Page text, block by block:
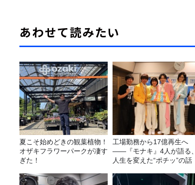
あわせて読みたい
夏こそ始めどきの観葉植物！
オザキフラワーパークが凄す
ぎた！
工場勤務から17億再生へ
——『モナキ』4人が語る、
人生を変えた“ポチッ”の話